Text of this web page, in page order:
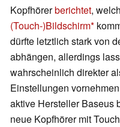
Kopfhörerberichtet,
(Touch-)Bildschirm
dürfte letztlich stark von
abhängen, allerdings
wahrscheinlich direkter
Einstellungen
aktive Hersteller Baseus
neue Kopfhörer mit